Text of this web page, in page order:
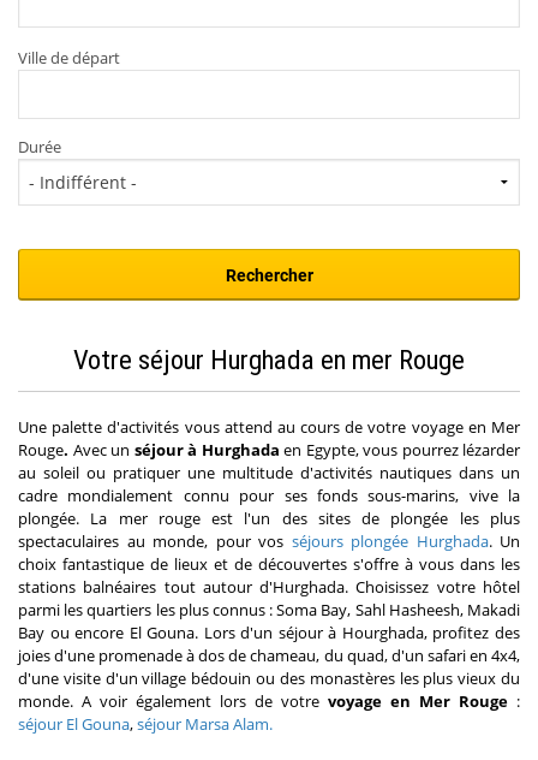
Ville de départ
Durée
Votre séjour Hurghada en mer Rouge
Une palette d'activités vous attend au cours de votre voyage en Mer
Rouge. Avec un séjour à Hurghada en Egypte, vous pourrez lézarder
au soleil ou pratiquer une multitude d'activités nautiques dans un
cadre mondialement connu pour ses fonds sous-marins, vive la
plongée. La mer rouge est l'un des sites de plongée les plus
spectaculaires au monde, pour vos séjours plongée Hurghada. Un
choix fantastique de lieux et de découvertes s'offre à vous dans les
stations balnéaires tout autour d'Hurghada. Choisissez votre hôtel
parmi les quartiers les plus connus : Soma Bay, Sahl Hasheesh, Makadi
Bay ou encore El Gouna. Lors d'un séjour à Hourghada, profitez des
joies d'une promenade à dos de chameau, du quad, d'un safari en 4x4,
d'une visite d'un village bédouin ou des monastères les plus vieux du
monde. A voir également lors de votre voyage en Mer Rouge :
séjour El Gouna,séjour Marsa Alam.